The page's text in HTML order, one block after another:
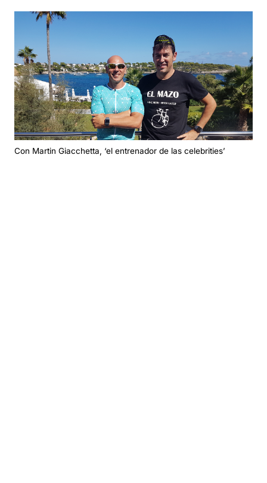
Con Martin Giacchetta, ‘el entrenador de las celebrities’